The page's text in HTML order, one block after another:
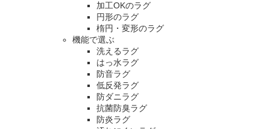
加工OKのラグ
円形のラグ
楕円・変形のラグ
機能で選ぶ
洗えるラグ
はっ水ラグ
防音ラグ
低反発ラグ
防ダニラグ
抗菌防臭ラグ
防炎ラグ